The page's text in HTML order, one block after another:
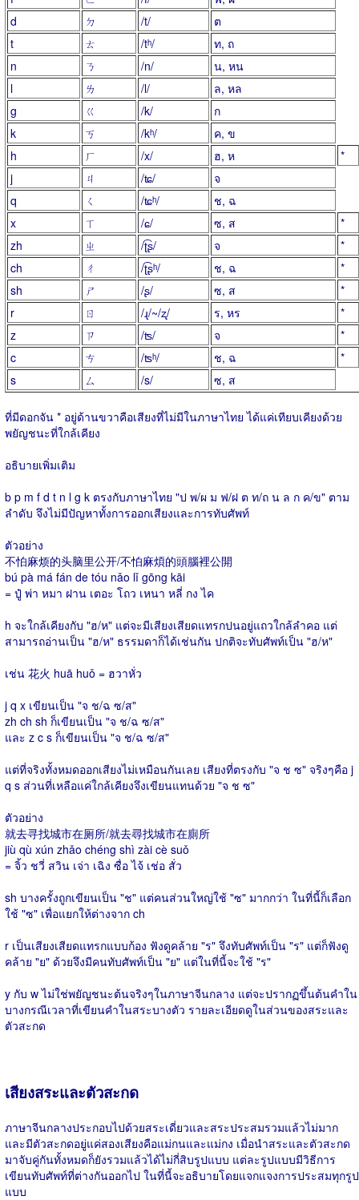
d
ㄉ /t/
ต
t
ㄊ /tʰ/
ท, ถ
n
ㄋ /n/
น, หน
l
ㄌ /l/
ล, หล
g
ㄍ /k/
ก
k
ㄎ /kʰ/
ค, ข
h
ㄏ /x/ ฮ, ห
*
j
ㄐ /ʨ/
จ
q
ㄑ /ʨʰ/
ช, ฉ
x
ㄒ /ɕ/ ซ, ส
*
zh
ㄓ /ʈ͡ʂ/ จ
*
ch
ㄔ /ʈ͡ʂʰ/ ช, ฉ
*
sh
ㄕ /ʂ/ ซ, ส
*
r
ㄖ /ɻ/~/ʐ/ ร, หร
*
z
ㄗ /ʦ/ จ
*
c
ㄘ /ʦʰ/ ช, ฉ
*
s
ㄙ /s/ ซ, ส
ที่มีดอกจัน * อยู่ด้านขวาคือเสียงที่ไม่มีในภาษาไทย ได้แค่เทียบเคียงด้วย
พยัญชนะที่ใกล้เคียง
อธิบายเพิ่มเติม
b p m f d t n l g k ตรงกับภาษาไทย "ป พ/ผ ม ฟ/ฝ ต ท/ถ น ล ก ค/ข" ตาม
ลำดับ จึงไม่มีปัญหาทั้งการออกเสียงและการทับศัพท์
ตัวอย่าง
不怕麻烦的头脑里公开/不怕麻煩的頭腦裡公開
bú pà má fán de tóu nǎo lǐ gōng kāi
= ปู๋ พ่า หมา ฝาน เตอะ โถว เหนา หลี่ กง ไค
h จะใกล้เคียงกับ "ฮ/ห" แต่จะมีเสียงเสียดแทรกปนอยู่แถวใกล้ลำคอ แต่
สามารถอ่านเป็น "ฮ/ห" ธรรมดาก็ได้เช่นกัน ปกติจะทับศัพท์เป็น "ฮ/ห"
เช่น 花火 huā huǒ = ฮวาหั่ว
j q x เขียนเป็น "จ ช/ฉ ซ/ส"
zh ch sh ก็เขียนเป็น "จ ช/ฉ ซ/ส"
และ z c s ก็เขียนเป็น "จ ช/ฉ ซ/ส"
แต่ที่จริงทั้งหมดออกเสียงไม่เหมือนกันเลย เสียงที่ตรงกับ "จ ช ซ" จริงๆคือ j
q s ส่วนที่เหลือแค่ใกล้เคียงจึงเขียนแทนด้วย "จ ช ซ"
ตัวอย่าง
就去寻找城市在厕所/就去尋找城市在廁所
jiù qù xún zhǎo chéng shì zài cè suǒ
= จิ้ว ชวี่ สวิน เจ่า เฉิง ซื่อ ไจ้ เช่อ สั่ว
sh บางครั้งถูกเขียนเป็น "ช" แต่คนส่วนใหญ่ใช้ "ซ" มากกว่า ในที่นี้ก็เลือก
ใช้ "ซ" เพื่อแยกให้ต่างจาก ch
r เป็นเสียงเสียดแทรกแบบก้อง ฟังดูคล้าย "ร" จึงทับศัพท์เป็น "ร" แต่ก็ฟังดู
คล้าย "ย" ด้วยจึงมีคนทับศัพท์เป็น "ย" แต่ในที่นี้จะใช้ "ร"
y กับ w ไม่ใช่พยัญชนะต้นจริงๆในภาษาจีนกลาง แต่จะปรากฏขึ้นต้นคำใน
บางกรณีเวลาที่เขียนคำในสระบางตัว รายละเอียดดูในส่วนของสระและ
ตัวสะกด
เสียงสระและตัวสะกด
ภาษาจีนกลางประกอบไปด้วยสระเดี่ยวและสระประสมรวมแล้วไม่มาก
และมีตัวสะกดอยู่แค่สองเสียงคือแม่กนและแม่กง เมื่อนำสระและตัวสะกด
มาจับคู่กันทั้งหมดก็ยังรวมแล้วได้ไม่กี่สิบรูปแบบ แต่ละรูปแบบมีวิธีการ
เขียนทับศัพท์ที่ต่างกันออกไป ในที่นี้จะอธิบายโดยแจกแจงการประสมทุกรูป
แบบ